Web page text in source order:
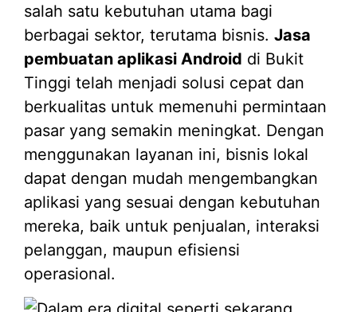
salah satu kebutuhan utama bagi
berbagai sektor, terutama bisnis. Jasa
pembuatan aplikasi Android di Bukit
Tinggi telah menjadi solusi cepat dan
berkualitas untuk memenuhi permintaan
pasar yang semakin meningkat. Dengan
menggunakan layanan ini, bisnis lokal
dapat dengan mudah mengembangkan
aplikasi yang sesuai dengan kebutuhan
mereka, baik untuk penjualan, interaksi
pelanggan, maupun efisiensi
operasional.